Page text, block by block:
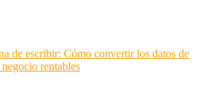
de escribir: Cómo convertir los datos de
rentables